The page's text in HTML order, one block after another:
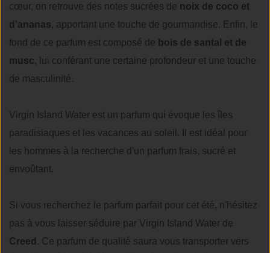
cœur, on retrouve des notes sucrées de noix de coco et
d'ananas, apportant une touche de gourmandise. Enfin, le
fond de ce parfum est composé de bois de santal et de
musc, lui conférant une certaine profondeur et une touche
de masculinité.
Virgin Island Water est un parfum qui évoque les îles
paradisiaques et les vacances au soleil. Il est idéal pour
les hommes à la recherche d'un parfum frais, sucré et
envoûtant.
Si vous recherchez le parfum parfait pour cet été, n'hésitez
pas à vous laisser séduire par Virgin Island Water de
Creed . Ce parfum de qualité saura vous transporter vers